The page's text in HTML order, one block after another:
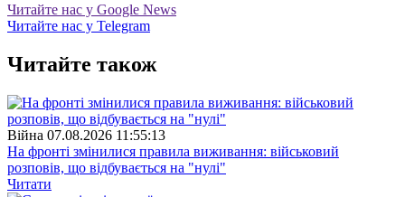
Читайте нас у Google News
Читайте нас у Telegram
Читайте також
Війна 07.08.2026 11:55:13
На фронті змінилися правила виживання: військовий
розповів, що відбувається на "нулі"
Читати